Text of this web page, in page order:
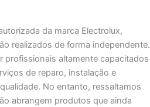
da marca Electrolux,
realizados de forma independente.
profissionais altamente capacitados
de reparo, instalação e
No entanto, ressaltamos
abrangem produtos que ainda